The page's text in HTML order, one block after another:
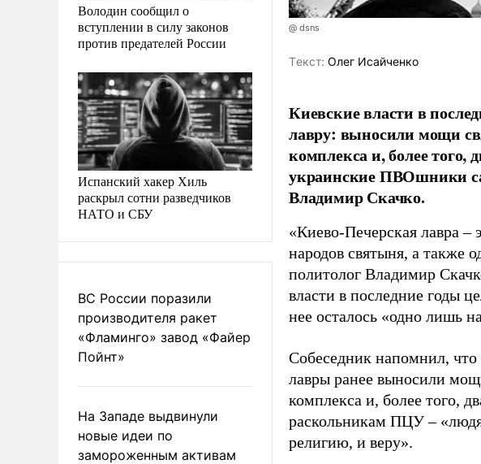
Володин сообщил о
вступлении в силу законов
против предателей России
Испанский хакер Хиль
раскрыл сотни разведчиков
НАТО и СБУ
ВС России поразили
производителя ракет
«Фламинго» завод «Файер
Пойнт»
На Западе выдвинули
новые идеи по
замороженным активам
@ dsns
Tекст: Олег Исайченко
Киевские власти в
лавру: выносили мощи
комплекса и, более
украинские ПВОшники
Владимир Скачко.
«Киево-Печерская лавра –
народов святыня, а также
политолог Владимир
власти в последние годы
нее осталось «одно лишь
Собеседник напомнил,
лавры ранее выносили
комплекса и, более того,
раскольникам ПЦУ –
религию, и веру».